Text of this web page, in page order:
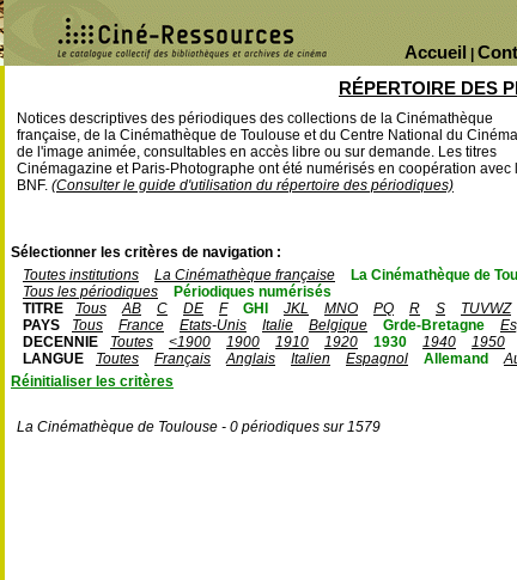
Accueil
RÉPERTOIRE DES
Notices descriptives des périodiques des collections de la Cinémathèque
française, de la Cinémathèque de Toulouse et du Centre National du
de l'image animée, consultables en accès libre ou sur demande. Les titres
Cinémagazine et Paris-Photographe ont été numérisés en coopération avec
BNF. (Consulter le guide d'utilisation du répertoire des périodiques)
Sélectionner les critères de navigation :
Toutes institutions
La Cinémathèque française La Cinémathèque de
Tous les périodiques
Périodiques numérisés
TITRE
Tous AB C DE F GHI JKL MNO PQ R S TUVWZ
PAYS
Tous France Etats-Unis Italie Belgique Grde-Bretagne
DECENNIE
Toutes <1900 1900 1910 1920 1930 1940 1950
LANGUE
Toutes Français Anglais Italien Espagnol Allemand
Réinitialiser les critères
La Cinémathèque de Toulouse - 0 périodiques sur 1579